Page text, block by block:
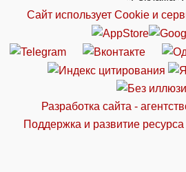
Сайт использует Cookie и
Разработка сайта -
Поддержка и развитие